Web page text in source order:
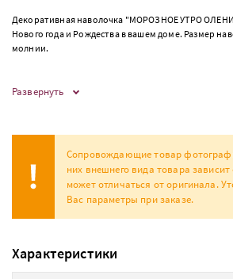
Декоративная наволочка "МОРОЗНОЕ УТРО
Нового года и Рождества в вашем доме. Размер
молнии.
Развернуть
Сопровождающие товар
них внешнего вида товара зависит
может отличаться от оригинала.
Вас параметры при заказе.
Характеристики